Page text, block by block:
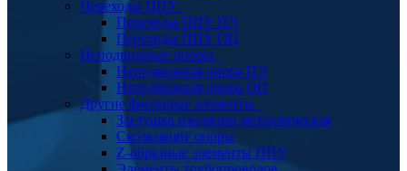
Переходы ППУ
Переходы ППУ ПЭ
Переходы ППУ ОЦ
Неподвижные опоры
Неподвижная опора ПЭ
Неподвижная опора ОЦ
Другие фасонные элементы
Заглушка изоляции металлическая
Скользящие опоры
Z-образные элементы ППУ